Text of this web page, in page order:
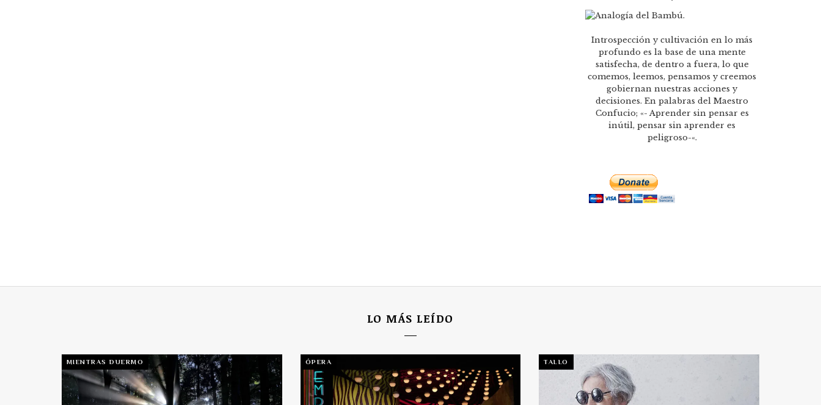
Introspección y cultivación en lo más
profundo es la base de una mente
satisfecha, de dentro a fuera, lo que
comemos, leemos, pensamos y creemos
gobiernan nuestras acciones y
decisiones. En palabras del Maestro
Confucio; «- Aprender sin pensar es
inútil, pensar sin aprender es
peligroso-«.
LO MÁS LEÍDO
MIENTRAS DUERMO ÓPERA TALLO